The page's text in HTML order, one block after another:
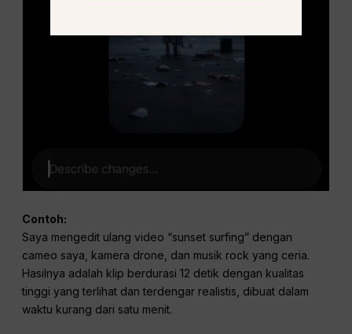
Contoh:
Saya mengedit ulang video “sunset surfing” dengan
cameo saya, kamera drone, dan musik rock yang ceria.
Hasilnya adalah klip berdurasi 12 detik dengan kualitas
tinggi yang terlihat dan terdengar realistis, dibuat dalam
waktu kurang dari satu menit.